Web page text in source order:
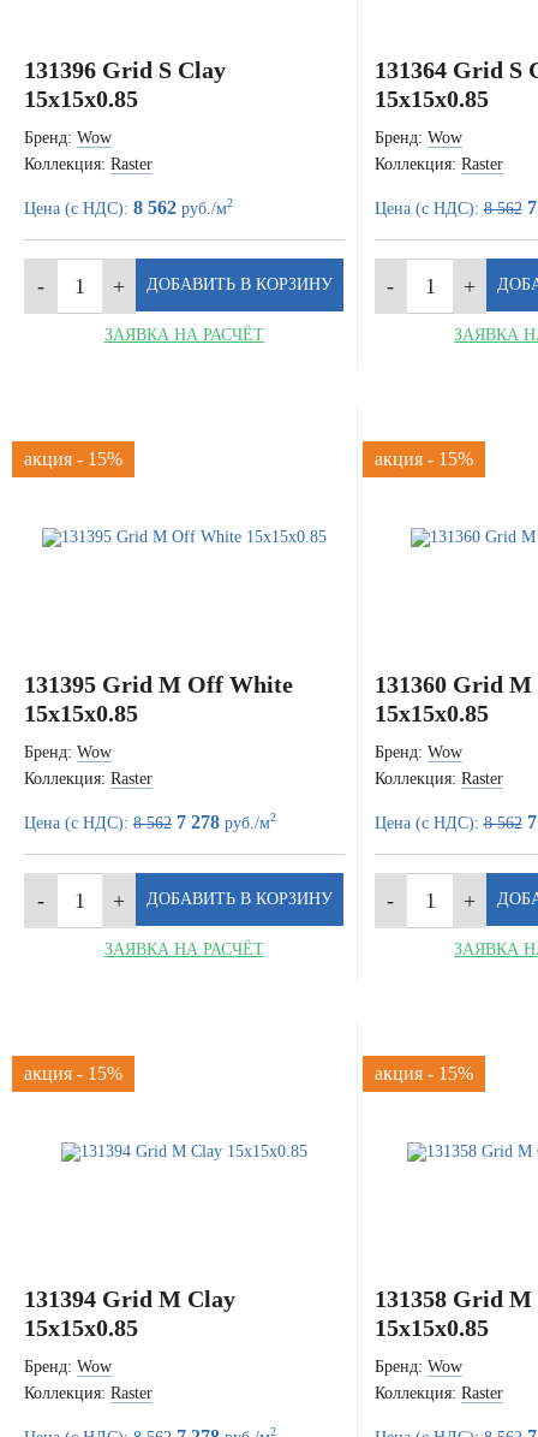
131396 Grid S Clay
15x15x0.85
Бренд: Wow
Коллекция: Raster
Цена (с НДС): 8 562 руб./м2
ЗАЯВКА НА РАСЧЁТ
131364 Grid S
15x15x0.85
Бренд: Wow
Коллекция: Raster
Цена (с НДС):8 562
ЗАЯВКА
акция - 15%
131395 Grid M Off White
15x15x0.85
Бренд: Wow
Коллекция: Raster
Цена (с НДС): 8 562 7 278 руб./м2
ЗАЯВКА НА РАСЧЁТ
акция - 15%
131360 Grid
15x15x0.85
Бренд: Wow
Коллекция: Raster
Цена (с НДС):8 562
ЗАЯВКА
акция - 15%
131394 Grid M Clay
15x15x0.85
Бренд: Wow
Коллекция: Raster
2
акция - 15%
131358 Grid
15x15x0.85
Бренд: Wow
Коллекция: Raster